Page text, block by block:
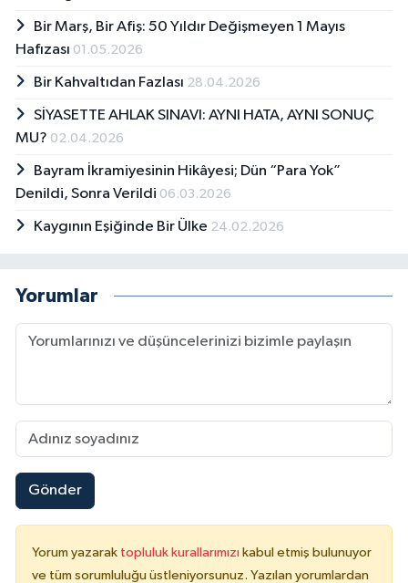
Bir Marş, Bir Afiş: 50 Yıldır Değişmeyen 1 Mayıs
Hafızası 01.05.2026
Bir Kahvaltıdan Fazlası 28.04.2026
SİYASETTE AHLAK SINAVI: AYNI HATA, AYNI SONUÇ
MU? 02.04.2026
Bayram İkramiyesinin Hikâyesi; Dün “Para Yok”
Denildi, Sonra Verildi 06.03.2026
Kaygının Eşiğinde Bir Ülke 24.02.2026
Yorumlar
Gönder
Yorum yazarak topluluk kurallarımızı kabul etmiş bulunuyor
ve tüm sorumluluğu üstleniyorsunuz. Yazılan yorumlardan